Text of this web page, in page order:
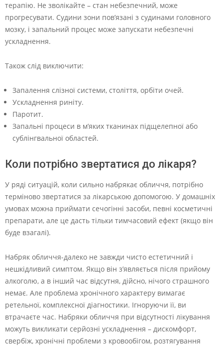
терапію. Не зволікайте – стан небезпечний, може
прогресувати. Судини зони пов’язані з судинами головного
мозку, і запальний процес може запускати небезпечні
ускладнення.
Також слід виключити:
Запалення слізної системи, століття, орбіти очей.
Ускладнення риніту.
Паротит.
Запальні процеси в м’яких тканинах підщелепної або
сублінгвальної областей.
Коли потрібно звертатися до лікаря?
У ряді ситуацій, коли сильно набрякає обличчя, потрібно
терміново звертатися за лікарською допомогою. У домашніх
умовах можна приймати сечогінні засоби, певні косметичні
препарати, але це дасть тільки тимчасовий ефект (якщо він
буде взагалі).
Набряк обличчя-далеко не завжди чисто естетичний і
нешкідливий симптом. Якщо він з’являється після прийому
алкоголю, а в інший час відсутня, дійсно, нічого страшного
немає. Але проблема хронічного характеру вимагає
ретельної, комплексної діагностики. Ігноруючи її, ви
втрачаєте час. Набряки обличчя при відсутності лікування
можуть викликати серйозні ускладнення – дискомфорт,
свербіж, хронічні проблеми з кровообігом, розтягування